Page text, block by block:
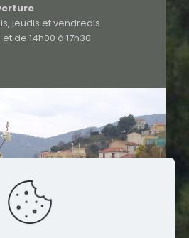
jeudis et vendredis
de 14h00 à 17h30